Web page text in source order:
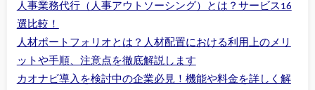
人事業務代行（人事アウトソーシング）とは？サービス16
選比較！
人材ポートフォリオとは？人材配置における利用上のメリ
ットや手順、注意点を徹底解説します
カオナビ導入を検討中の企業必見！機能や料金を詳しく解